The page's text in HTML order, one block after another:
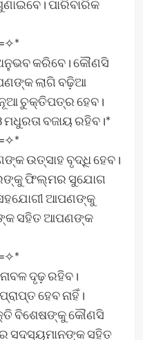
ପାରିବାରିକ
କରିବେ। କୌଣସି
ଲାଗି ବଢ଼ିଆ
ଚୁକ୍ତିପତ୍ର ହେବ।
ବଜାୟ ରହିବ।*
ଉତ୍ସାହ ବୃଦ୍ଧି ହେବ।
ଫିଲ୍ମର ସୁଯୋଗ
ଆପଣଙ୍କୁ
ସହିତ ଆପଣଙ୍କ
ଦୃଢ଼ ରହିବ।
ହେବ ନାହିଁ।
ବିଶେଷଙ୍କୁ କୌଣସି
ସଦସ୍ୟମାନଙ୍କ ସହିତ